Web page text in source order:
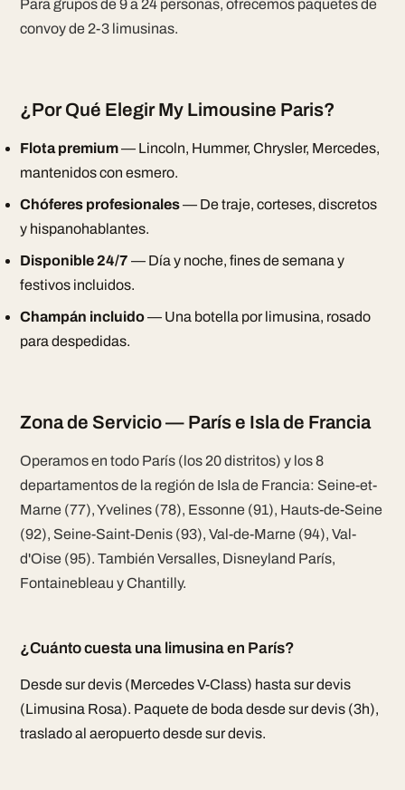
Para grupos de 9 a 24 personas, ofrecemos paquetes de
convoy de 2-3 limusinas.
¿Por Qué Elegir My Limousine Paris?
Flota premium— Lincoln, Hummer, Chrysler, Mercedes,
mantenidos con esmero.
Chóferes profesionales— De traje, corteses, discretos
y hispanohablantes.
Disponible 24/7 — Día y noche, fines de semana y
festivos incluidos.
Champán incluido— Una botella por limusina, rosado
para despedidas.
Zona de Servicio — París e Isla de Francia
Operamos en todo París (los 20 distritos) y los 8
departamentos de la región de Isla de Francia: Seine-et-
Marne (77), Yvelines (78), Essonne (91), Hauts-de-Seine
(92), Seine-Saint-Denis (93), Val-de-Marne (94), Val-
d'Oise (95). También Versalles, Disneyland París,
Fontainebleau y Chantilly.
¿Cuánto cuesta una limusina en París?
Desde sur devis (Mercedes V-Class) hasta sur devis
(Limusina Rosa). Paquete de boda desde sur devis (3h),
traslado al aeropuerto desde sur devis.